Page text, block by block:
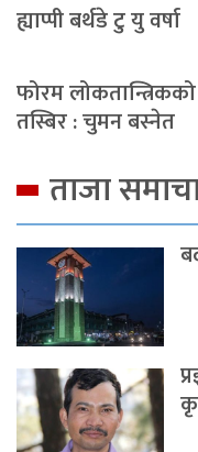
ह्याप्पी बर्थडे टु यु वर्षा
फोरम
तस्बिर : चुमन बस्नेत
ताजा